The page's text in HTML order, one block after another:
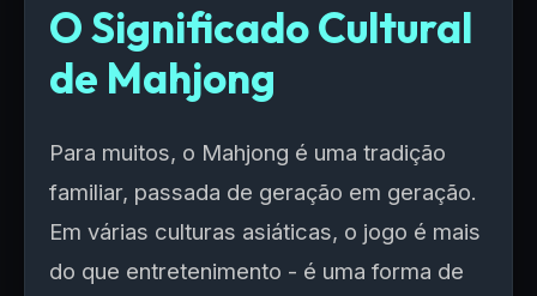
O Significado Cultural
de Mahjong
Para muitos, o Mahjong é uma tradição
familiar, passada de geração em geração.
Em várias culturas asiáticas, o jogo é mais
do que entretenimento - é uma forma de